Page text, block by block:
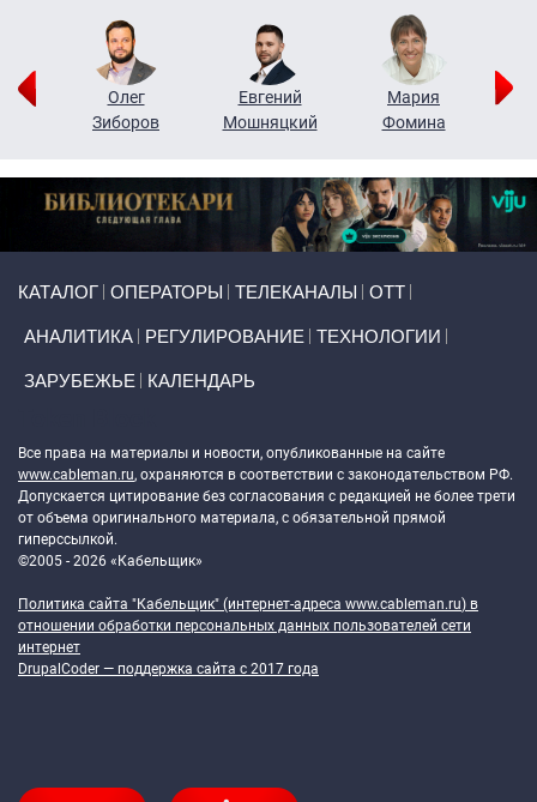
Олег
Зиборов
Евгений
Мошняцкий
Мария
Фомина
КАТАЛОГ ОПЕРАТОРЫ ТЕЛЕКАНАЛЫ ОТТ
АНАЛИТИКА РЕГУЛИРОВАНИЕ ТЕХНОЛОГИИ
ЗАРУБЕЖЬЕ КАЛЕНДАРЬ
Все права на материалы и новости, опубликованные на сайте
www.cableman.ru, охраняются в соответствии с законодательством РФ.
Допускается цитирование без согласования с редакцией не более трети
от объема оригинального материала, с обязательной прямой
гиперссылкой.
©2005 - 2026 «Кабельщик»
Политика сайта "Кабельщик" (интернет-адреса www.cableman.ru) в
отношении обработки персональных данных пользователей сети
интернет
DrupalCoder — поддержка сайта c 2017 года